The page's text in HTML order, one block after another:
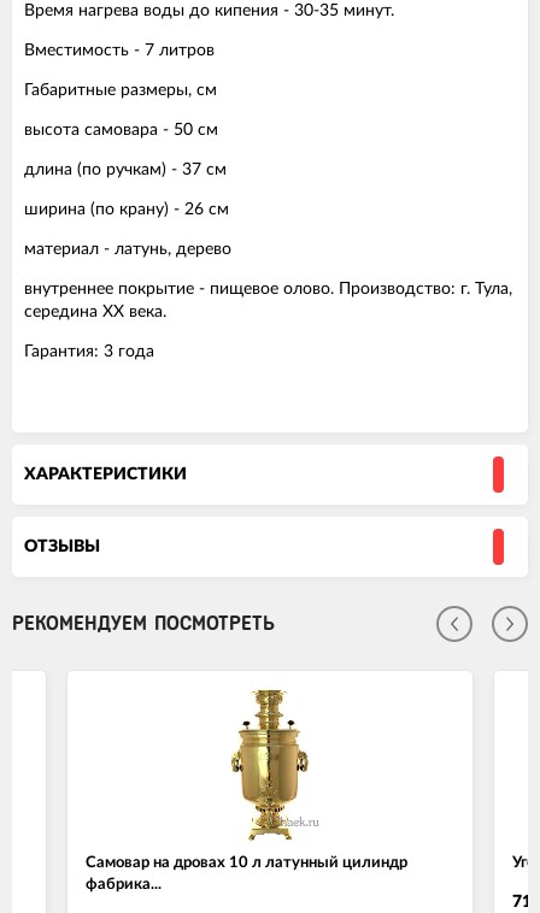
Время нагрева воды до кипения - 30-35 минут.
Вместимость - 7 литров
Габаритные размеры, см
высота самовара - 50 см
длина (по ручкам) - 37 см
ширина (по крану) - 26 см
материал - латунь, дерево
внутреннее покрытие - пищевое олово. Производство: г. Тула,
середина XX века.
Гарантия: 3 года
ХАРАКТЕРИСТИКИ
ОТЗЫВЫ
РЕКОМЕНДУЕМ ПОСМОТРЕТЬ
Самовар на дровах 10 л латунный цилиндр
фабрика...
71